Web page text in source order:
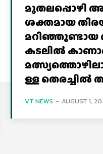
മുതലപ്പൊഴി
ശക്തമായ
കടലിൽ
ള്ള തെരച്ചിൽ
VT NEWS - AUGUST 1,